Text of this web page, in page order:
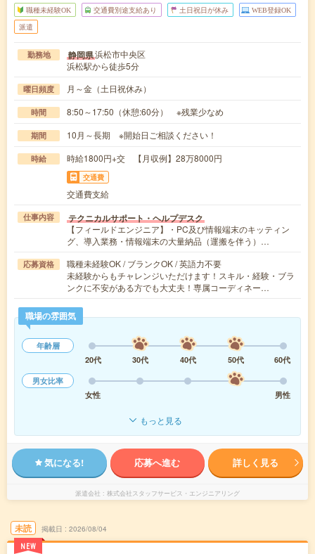
職種未経験OK 交通費別途支給あり 土日祝日が休み WEB登録OK
派遣
勤務地 静岡県浜松市中央区
浜松駅から徒歩5分
曜日頻度 月～金（土日祝休み）
時間 8:50～17:50（休憩:60分） ※残業少なめ
期間 10月～長期 ※開始日ご相談ください！
時給 時給1800円+交 【月収例】28万8000円
交通費
交通費支給
仕事内容 テクニカルサポート・ヘルプデスク
【フィールドエンジニア】・PC及び情報端末のキッティン
グ、導入業務・情報端末の大量納品（運搬を伴う）…
応募資格
職種未経験OK / ブランクOK / 英語力不要
未経験からもチャレンジいただけます！スキル・経験・ブラ
ンクに不安がある方でも大丈夫！専属コーディネー…
職場の雰囲気
年齢層
20代
30代 40代 50代
60代
男女比率
女性
男性
もっと見る
気になる! 応募へ進む 詳しく見る
派遣会社 株式会社スタッフサービス・エンジニアリング
未読
NEW
掲載日 2026/08/04